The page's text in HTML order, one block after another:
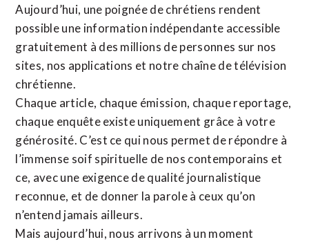
Aujourd’hui, une poignée de chrétiens rendent
possible une information indépendante accessible
gratuitement à des millions de personnes sur nos
sites, nos applications et notre chaîne de télévision
chrétienne.
Chaque article, chaque émission, chaque reportage,
chaque enquête existe uniquement grâce à votre
générosité. C’est ce qui nous permet de répondre à
l’immense soif spirituelle de nos contemporains et
ce, avec une exigence de qualité journalistique
reconnue, et de donner la parole à ceux qu’on
n’entend jamais ailleurs.
Mais aujourd’hui, nous arrivons à un moment